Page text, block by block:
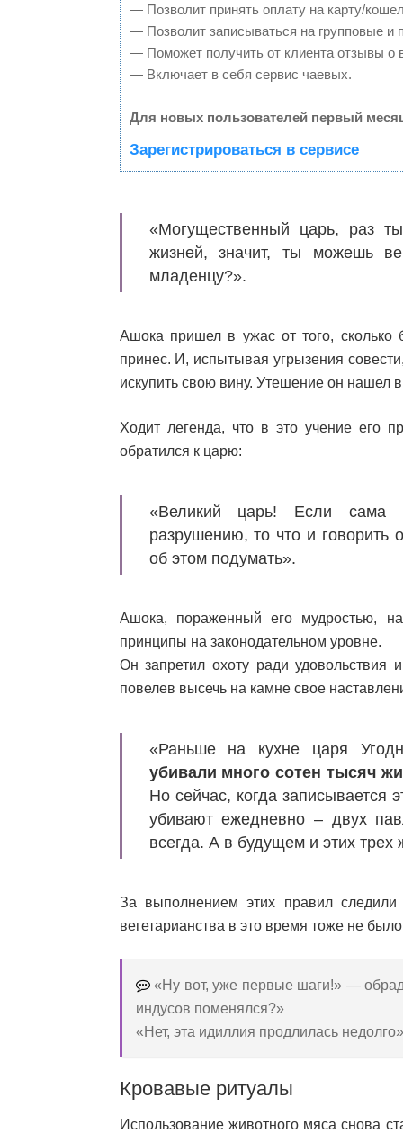
— Позволит принять оплату на карту/
— Позволит записываться на групповые и
— Поможет получить от клиента отзывы о
— Включает в себя сервис чаевых.
Для новых пользователей первый
Зарегистрироваться в сервисе
«Могущественный царь, раз
жизней, значит, ты можешь
младенцу?».
Ашока пришел в ужас от того, сколько
принес. И, испытывая угрызения
искупить свою вину. Утешение он нашел
Ходит легенда, что в это учение его
обратился к царю:
«Великий царь! Если сама
разрушению, то что и говорить
об этом подумать».
Ашока, пораженный его мудростью,
принципы на законодательном уровне.
Он запретил охоту ради
повелев высечь на камне свое
«Раньше на кухне царя
убивали много сотен тысяч
Но сейчас, когда записывается
убивают ежедневно – двух
всегда. А в будущем и этих трех
За выполнением этих правил
вегетарианства в это время тоже не
«Ну вот, уже первые шаги!» —
индусов поменялся?»
«Нет, эта идиллия продлилась
Кровавые ритуалы
Использование животного мяса снова